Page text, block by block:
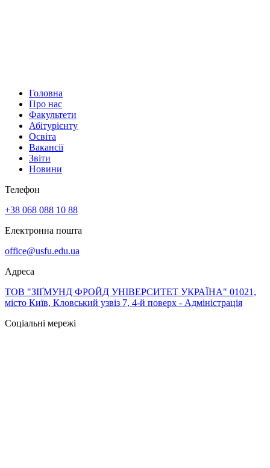
Головна
Про нас
Факультети
Абітурієнту
Освіта
Вакансії
Звіти
Новини
Телефон
+38 068 088 10 88
Електронна пошта
office@usfu.edu.ua
Адреса
ТОВ "ЗІҐМУНД ФРОЙД УНІВЕРСИТЕТ УКРАЇНА" 01021,
місто Київ, Кловський узвіз 7, 4-й поверх - Адміністрація
Соціальні мережі